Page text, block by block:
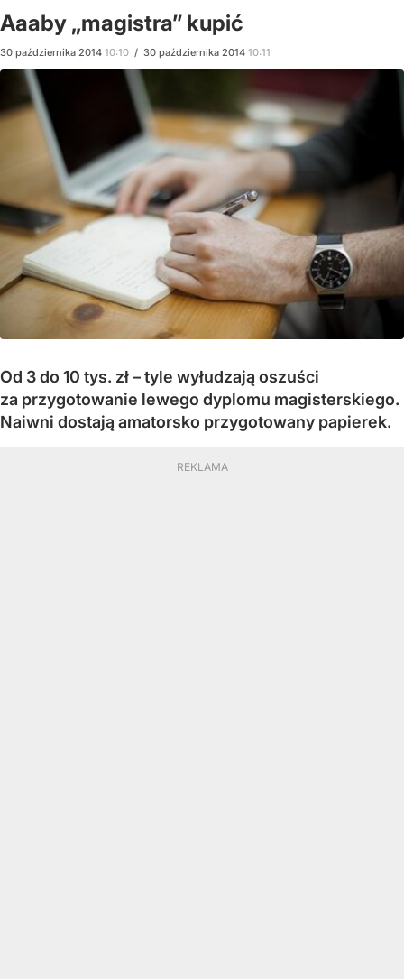
Aaaby „magistra” kupić
30 października 2014 10:10 / 30 października 2014 10:11
Od 3 do 10 tys. zł – tyle wyłudzają oszuści
za przygotowanie lewego dyplomu magisterskiego.
Naiwni dostają amatorsko przygotowany papierek.